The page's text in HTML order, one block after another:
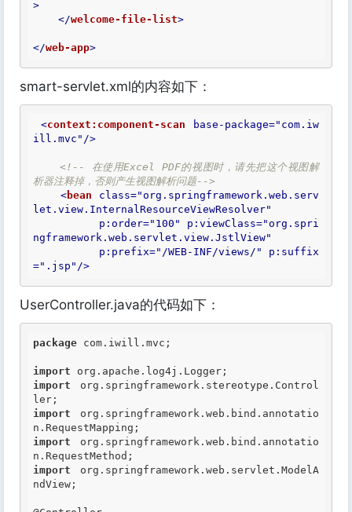
>
</welcome-file-list>
</web-app>
smart-servlet.xml的内容如下：
<context:component-scan base-package="com.iw
ill.mvc" />
<!-- 在使用Excel PDF的视图时，请先把这个视图解
析器注释掉，否则产生视图解析问题-->
<bean class="org.springframework.web.serv
let.view.InternalResourceViewResolver"
p:order="100" p:viewClass="org.spri
ngframework.web.servlet.view.JstlView"
p:prefix="/WEB-INF/views/"
p:suffix
=".jsp" />
UserController.java的代码如下：
package com.iwill.mvc;
import
import org.springframework.stereotype.Control
import org.springframework.web.bind.annotatio
import org.springframework.web.bind.annotatio
import org.springframework.web.servlet.ModelA
ndView;